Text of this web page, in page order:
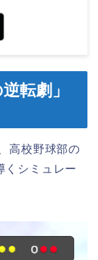
転劇」
高校野球部の
くシミュレー